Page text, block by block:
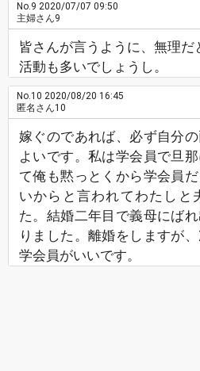
No.9 2020/07/07 09:50
主婦さん9
皆さんが言うように、無理だ
活動も多いでしょうし。
No.10 2020/08/20 16:45
匿名さん10
嫁ぐのであれば、必ず自分
よいです。私は学会員で旦
て俺も黙っとくから学会員
いからと言われてわたしと
た。結婚二年目で義母にば
りました。離婚をしますが
学会員がいいです。